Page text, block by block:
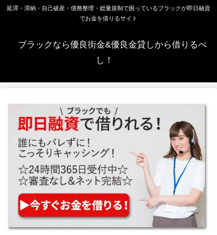
延滞・滞納・自己破産・債務整理・総量規制で困っているブラックが即日融資
でお金を借りるサイト
ブラックなら優良街金&優良金貸しから借りるべ
し！